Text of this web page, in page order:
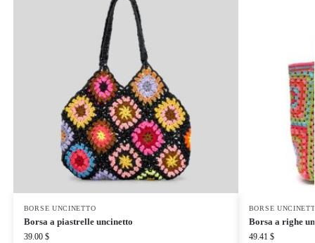
BORSE UNCINETTO
Borsa a piastrelle uncinetto
39.00 $
BORSE
Borsa a righe
49.41 $